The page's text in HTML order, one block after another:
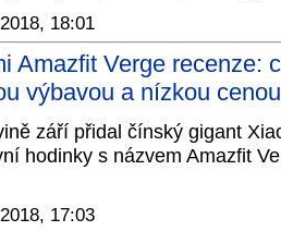
18:01
Amazfit Verge recenze:
výbavou a nízkou
září přidal čínský gigant
hodinky s názvem Amazfit
17:03